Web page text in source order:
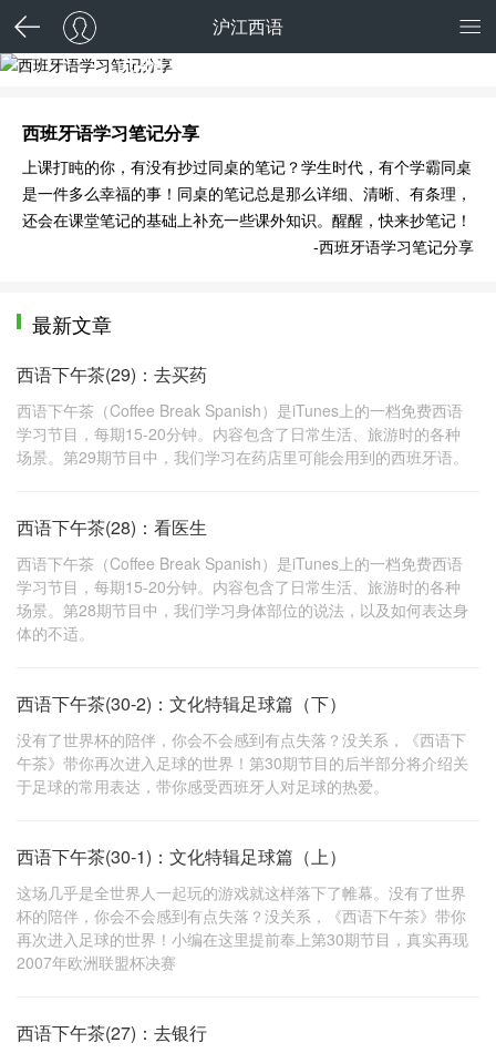
沪江西语
西班牙语学习笔记分享
西班牙语学习笔记分享
上课打盹的你，有没有抄过同桌的笔记？学生时代，有个学霸同桌
是一件多么幸福的事！同桌的笔记总是那么详细、清晰、有条理，
还会在课堂笔记的基础上补充一些课外知识。醒醒，快来抄笔记！
-西班牙语学习笔记分享
最新文章
西语下午茶(29)：去买药
西语下午茶（Coffee Break Spanish）是iTunes上的一档免费西语
学习节目，每期15-20分钟。内容包含了日常生活、旅游时的各种
场景。第29期节目中，我们学习在药店里可能会用到的西班牙语。
西语下午茶(28)：看医生
西语下午茶（Coffee Break Spanish）是iTunes上的一档免费西语
学习节目，每期15-20分钟。内容包含了日常生活、旅游时的各种
场景。第28期节目中，我们学习身体部位的说法，以及如何表达身
体的不适。
西语下午茶(30-2)：文化特辑足球篇（下）
没有了世界杯的陪伴，你会不会感到有点失落？没关系，《西语下
午茶》带你再次进入足球的世界！第30期节目的后半部分将介绍关
于足球的常用表达，带你感受西班牙人对足球的热爱。
西语下午茶(30-1)：文化特辑足球篇（上）
这场几乎是全世界人一起玩的游戏就这样落下了帷幕。没有了世界
杯的陪伴，你会不会感到有点失落？没关系，《西语下午茶》带你
再次进入足球的世界！小编在这里提前奉上第30期节目，真实再现
2007年欧洲联盟杯决赛
西语下午茶(27)：去银行